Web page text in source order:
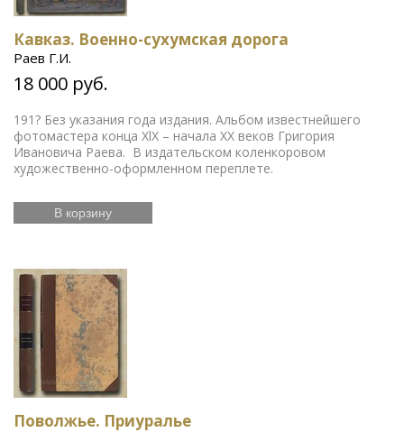
Кавказ. Военно-сухумская дорога
Раев Г.И.
18 000 руб.
191? Без указания года издания. Альбом известнейшего
фотомастера конца ХlХ – начала ХХ веков Григория
Ивановича Раева. В издательском коленкоровом
художественно-оформленном переплете.
В корзину
Поволжье. Приуралье